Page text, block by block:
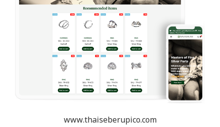
www.thaiseberupico.com